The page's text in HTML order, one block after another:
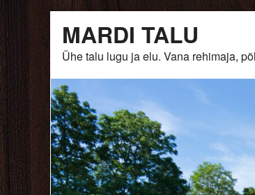
content
MARDI TALU
Ühe talu lugu ja elu. Vana rehimaja,